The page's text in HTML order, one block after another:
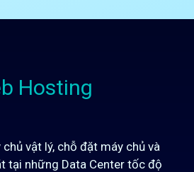
Hosting
vật lý, chỗ đặt máy chủ và
tại những Data Center tốc độ